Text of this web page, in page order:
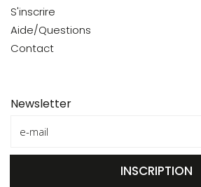
S'inscrire
Aide/Questions
Contact
Newsletter
INSCRIPTION